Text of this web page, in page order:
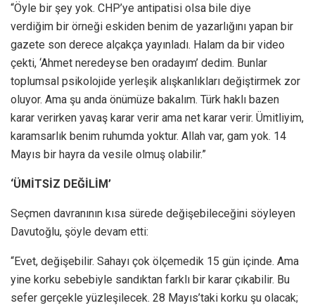
“Öyle bir şey yok. CHP’ye antipatisi olsa bile diye
verdiğim bir örneği eskiden benim de yazarlığını yapan bir
gazete son derece alçakça yayınladı. Halam da bir video
çekti, ‘Ahmet neredeyse ben oradayım’ dedim. Bunlar
toplumsal psikolojide yerleşik alışkanlıkları değiştirmek zor
oluyor. Ama şu anda önümüze bakalım. Türk haklı bazen
karar verirken yavaş karar verir ama net karar verir. Ümitliyim,
karamsarlık benim ruhumda yoktur. Allah var, gam yok. 14
Mayıs bir hayra da vesile olmuş olabilir.”
‘ÜMİTSİZ DEĞİLİM’
Seçmen davranının kısa sürede değişebileceğini söyleyen
Davutoğlu, şöyle devam etti:
“Evet, değişebilir. Sahayı çok ölçemedik 15 gün içinde. Ama
yine korku sebebiyle sandıktan farklı bir karar çıkabilir. Bu
sefer gerçekle yüzleşilecek. 28 Mayıs’taki korku şu olacak;